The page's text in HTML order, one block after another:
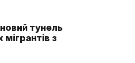
тунель
з